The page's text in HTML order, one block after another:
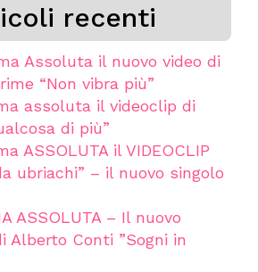
recenti
Assoluta il nuovo video di
“Non vibra più”
assoluta il videoclip di
di più”
ASSOLUTA il VIDEOCLIP
ubriachi” – il nuovo singolo
ASSOLUTA – Il nuovo
Alberto Conti ”Sogni in